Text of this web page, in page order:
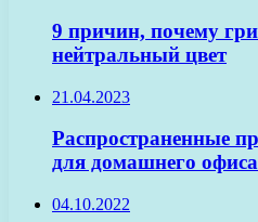
9 причин, почему
нейтральный цвет
21.04.2023
Распространенные
для домашнего офиса
04.10.2022